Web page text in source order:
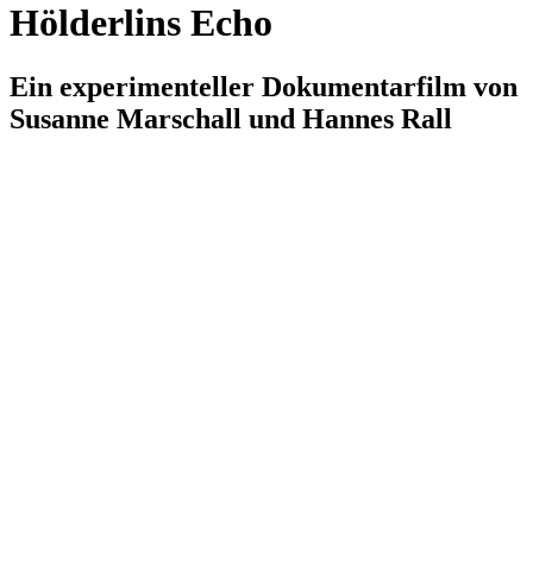
Hölderlins Echo
Ein experimenteller Dokumentarfilm von
Susanne Marschall und Hannes Rall